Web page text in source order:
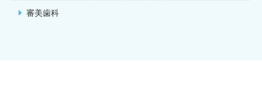
審美歯科